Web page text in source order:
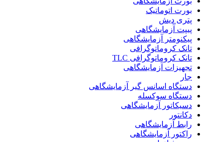
بورت اتوماتیک
پتری دیش
پیپت آزمایشگاهی
پیکنومتر آزمایشگاهی
تانک کروماتوگرافی
تانک کروماتوگرافی TLC
تجهیزات آزمایشگاهی
جار
دستگاه اسانس گیر آزمایشگاهی
دستگاه سوکسله
دسیکاتور آزمایشگاهی
دکانتور
رابط آزمایشگاهی
راکتور آزمایشگاهی